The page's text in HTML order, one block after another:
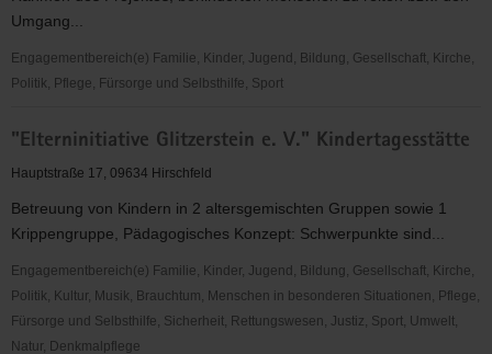
Umgang...
Engagementbereich(e) Familie, Kinder, Jugend, Bildung, Gesellschaft, Kirche,
Politik, Pflege, Fürsorge und Selbsthilfe, Sport
Grenzreiter"
e.
"Elterninitiative Glitzerstein e. V." Kindertagesstätte
Hauptstraße 17, 09634 Hirschfeld
Betreuung von Kindern in 2 altersgemischten Gruppen sowie 1
Krippengruppe, Pädagogisches Konzept: Schwerpunkte sind...
Engagementbereich(e) Familie, Kinder, Jugend, Bildung, Gesellschaft, Kirche,
Politik, Kultur, Musik, Brauchtum, Menschen in besonderen Situationen, Pflege,
Fürsorge und Selbsthilfe, Sicherheit, Rettungswesen, Justiz, Sport, Umwelt,
Natur, Denkmalpflege